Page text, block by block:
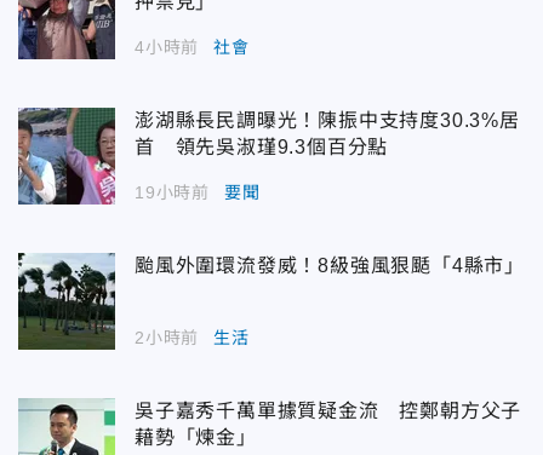
4小時前 社會
澎湖縣長民調曝光！陳振中支持度30.3%居
首 領先吳淑瑾9.3個百分點
19小時前 要聞
颱風外圍環流發威！8級強風狠颳「4縣市」
2小時前 生活
吳子嘉秀千萬單據質疑金流 控鄭朝方父子
藉勢「煉金」